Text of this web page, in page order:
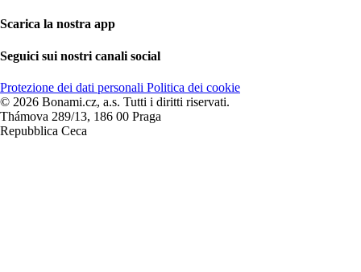
Scarica la nostra app
Seguici sui nostri canali social
Protezione dei dati personali Politica dei cookie
© 2026 Bonami.cz, a.s. Tutti i diritti riservati.
Thámova 289/13, 186 00 Praga
Repubblica Ceca